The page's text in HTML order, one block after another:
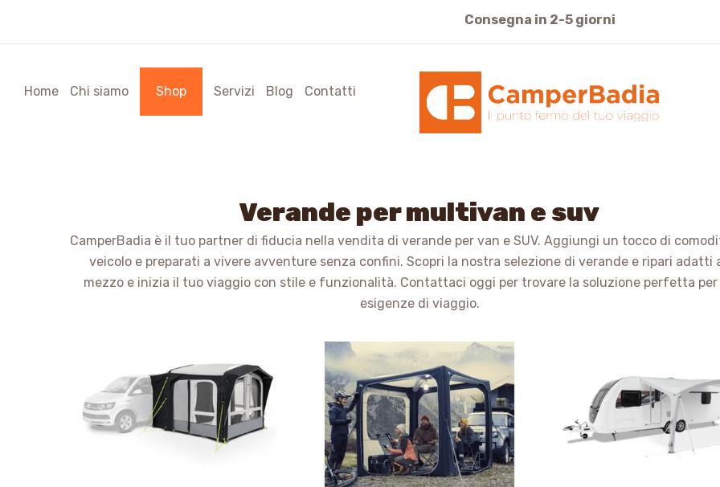
Acquisti sicuri pagamento con Carte di Credito o
Home Chi siamo Shop Servizi Blog Contatti
Verande per multivan e suv
CamperBadia è il tuo partner di fiducia nella vendita di verande per van e SUV. Aggiungi un tocco di
veicolo e preparati a vivere avventure senza confini. Scopri la nostra selezione di verande e ripari adatti
mezzo e inizia il tuo viaggio con stile e funzionalità. Contattaci oggi per trovare la soluzione perfetta
esigenze di viaggio.